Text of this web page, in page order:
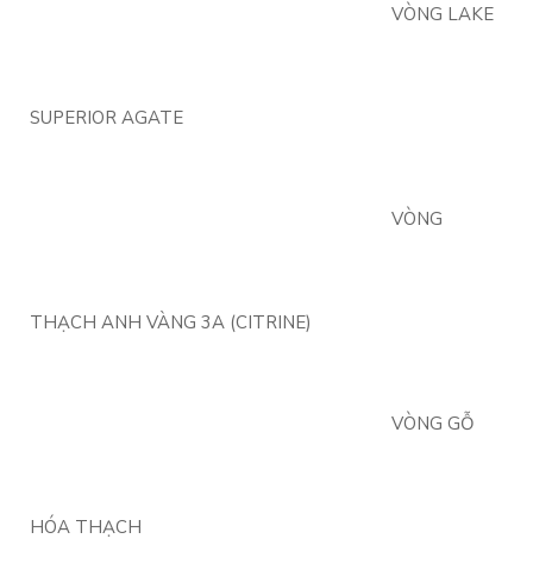
VÒNG LAKE
SUPERIOR AGATE
VÒNG
THẠCH ANH VÀNG 3A (CITRINE)
VÒNG GỖ
HÓA THẠCH